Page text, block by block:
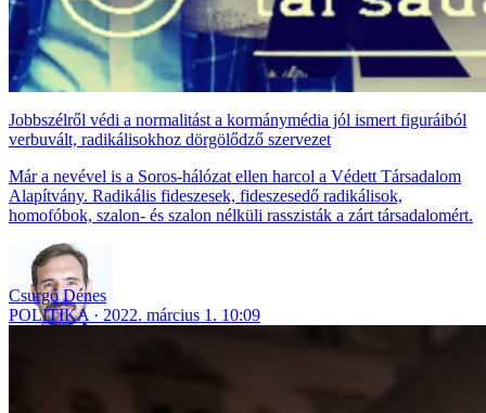
Jobbszélről védi a normalitást a kormánymédia jól ismert figuráiból
verbuvált, radikálisokhoz dörgölődző szervezet
Már a nevével is a Soros-hálózat ellen harcol a Védett Társadalom
Alapítvány. Radikális fideszesek, fideszesedő radikálisok,
homofóbok, szalon- és szalon nélküli rasszisták a zárt társadalomért.
Csurgó Dénes
POLITIKA
2022. március 1. 10:09